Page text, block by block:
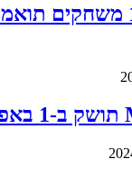
למעלה מ-14,000